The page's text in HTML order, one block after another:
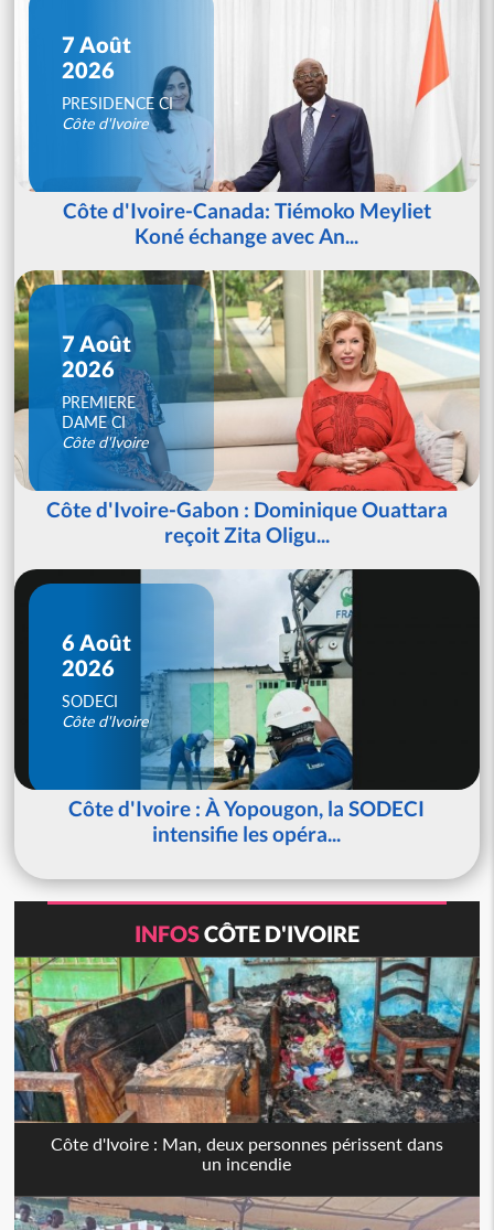
7 Août
2026
PRESIDENCE CI
Côte d'Ivoire
Côte d'Ivoire-Canada: Tiémoko Meyliet
Koné échange avec An...
7 Août
2026
PREMIERE
DAME CI
Côte d'Ivoire
Côte d'Ivoire-Gabon : Dominique Ouattara
reçoit Zita Oligu...
6 Août
2026
SODECI
Côte d'Ivoire
Côte d'Ivoire : À Yopougon, la SODECI
intensifie les opéra...
INFOSCÔTE D'IVOIRE
Côte d'Ivoire : Man, deux personnes périssent dans
un incendie